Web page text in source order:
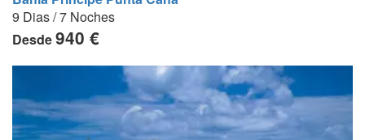
9 Dias / 7 Noches
Desde940 €